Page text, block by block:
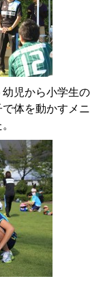
児から小学生の
体を動かすメニ